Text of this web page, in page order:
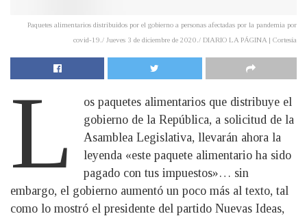
Paquetes alimentarios distribuidos por el gobierno a personas afectadas por la pandemia por
covid-19./ Jueves 3 de diciembre de 2020./ DIARIO LA PÁGINA | Cortesía
L
os paquetes alimentarios que distribuye el
gobierno de la República, a solicitud de la
Asamblea Legislativa, llevarán ahora la
leyenda «este paquete alimentario ha sido
pagado con tus impuestos»… sin
embargo, el gobierno aumentó un poco más al texto, tal
como lo mostró el presidente del partido Nuevas Ideas,